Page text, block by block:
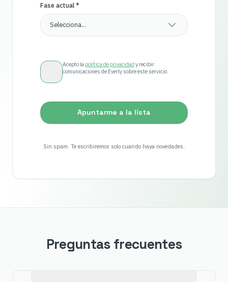
Fase actual *
Selecciona…
Acepto la política de privacidad y recibir
comunicaciones de Everly sobre este servicio.
Apuntarme a la lista
Sin spam. Te escribiremos solo cuando haya novedades.
Preguntas frecuentes